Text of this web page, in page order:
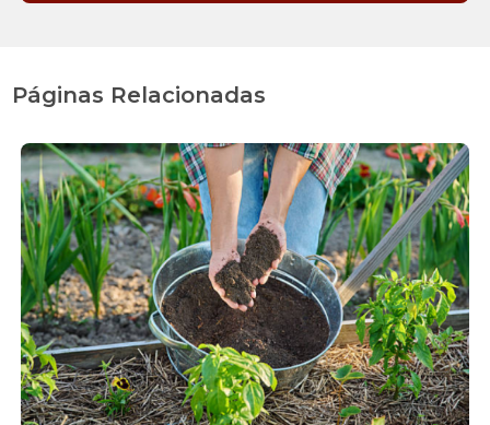
Páginas Relacionadas